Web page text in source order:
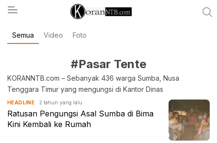
koranntb.com
Semua Video Foto
#Pasar Tente
KORANNTB.com – Sebanyak 436 warga Sumba, Nusa
Tenggara Timur yang mengungsi di Kantor Dinas
HEADLINE 2 tahun yang lalu
Ratusan Pengungsi Asal Sumba di Bima
Kini Kembali ke Rumah